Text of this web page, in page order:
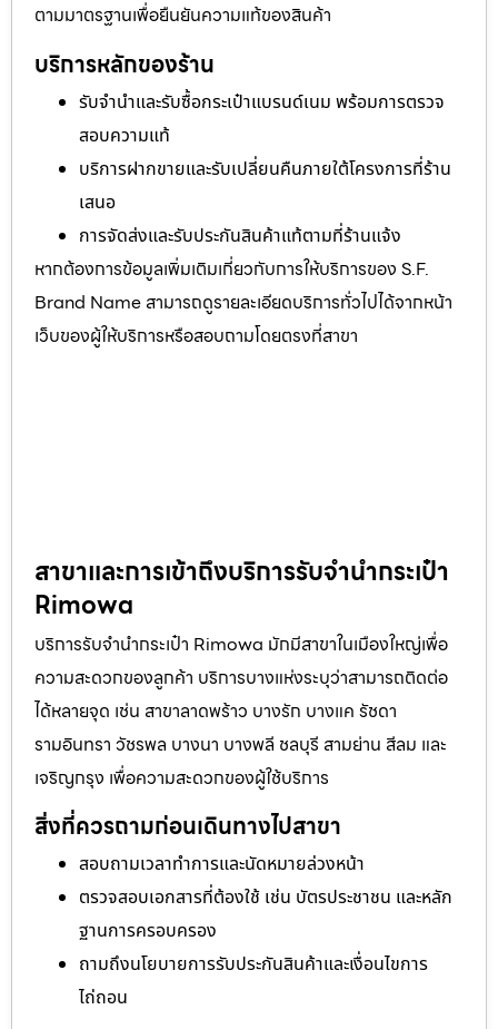
ตามมาตรฐานเพื่อยืนยันความแท้ของสินค้า
บริการหลักของร้าน
รับจำนำและรับซื้อกระเป๋าแบรนด์เนม พร้อมการตรวจ
สอบความแท้
บริการฝากขายและรับเปลี่ยนคืนภายใต้โครงการที่ร้าน
เสนอ
การจัดส่งและรับประกันสินค้าแท้ตามที่ร้านแจ้ง
หากต้องการข้อมูลเพิ่มเติมเกี่ยวกับการให้บริการของ S.F.
Brand Name สามารถดูรายละเอียดบริการทั่วไปได้จากหน้า
เว็บของผู้ให้บริการหรือสอบถามโดยตรงที่สาขา
สาขาและการเข้าถึงบริการรับจำนำกระเป๋า
Rimowa
บริการรับจำนำกระเป๋า Rimowa มักมีสาขาในเมืองใหญ่เพื่อ
ความสะดวกของลูกค้า บริการบางแห่งระบุว่าสามารถติดต่อ
ได้หลายจุด เช่น สาขาลาดพร้าว บางรัก บางแค รัชดา
เจริญกรุง เพื่อความสะดวกของผู้ใช้บริการ
สิ่งที่ควรถามก่อนเดินทางไปสาขา